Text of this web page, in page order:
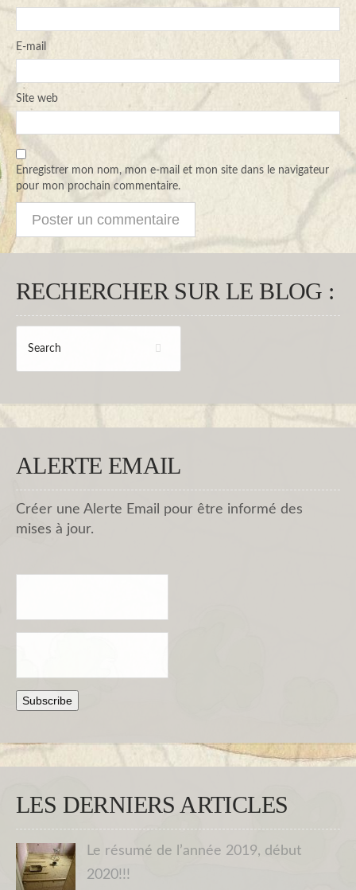
E-mail
Site web
Enregistrer mon nom, mon e-mail et mon site dans le navigateur
pour mon prochain commentaire.
RECHERCHER SUR LE BLOG :
ALERTE EMAIL
Créer une Alerte Email pour être informé des
mises à jour.
LES DERNIERS ARTICLES
Le résumé de l’année 2019, début
2020!!!